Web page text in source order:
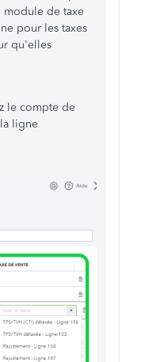
module de taxe
pour les taxes
qu'elles
le compte de
ligne